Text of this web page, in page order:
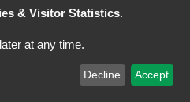
di MV AGUSTA MOTOR SPA
Software © phpBB Limited
& Visitor Statistics.
at any time.
Decline Accept